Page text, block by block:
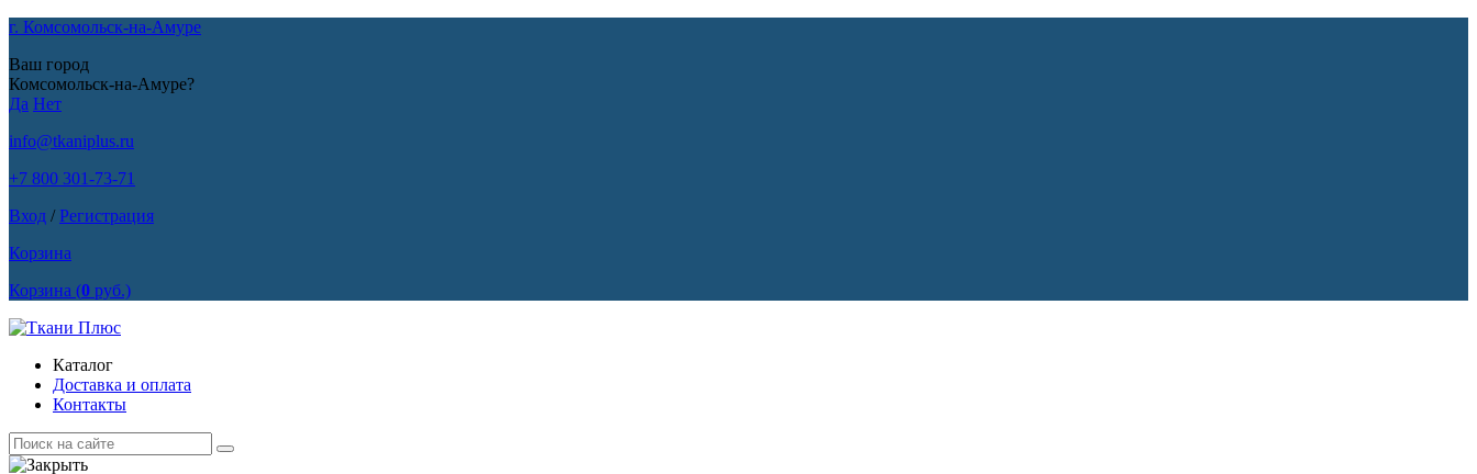
г. Комсомольск-на-Амуре
Ваш город
Комсомольск-на-Амуре?
Да Нет
info@tkaniplus.ru
+7 800 301-73-71
Вход /Регистрация
Корзина
Корзина (0 руб.)
Каталог
Доставка и оплата
Контакты